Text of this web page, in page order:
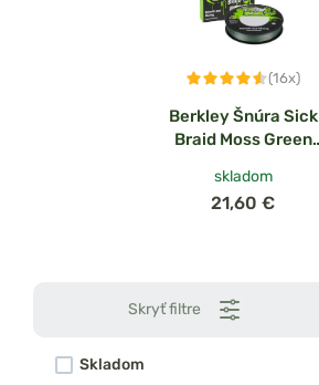
(16x)
Berkley Šnúra Sick
Braid Moss Green
skladom
21,60 €
Skryť filtre
Skladom